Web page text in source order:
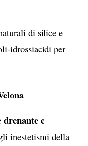
di silice e
idrossiacidi per
drenante e
inestetismi della